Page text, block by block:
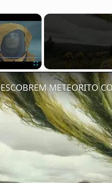
×
Fullscreen